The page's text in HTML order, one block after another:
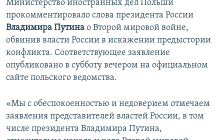
Министерство иностранных дел Польши
прокомментировало слова президента России
Владимира Путина о Второй мировой войне,
обвинив власти России в искажении предыстории
конфликта. Соответствующее заявление
опубликовано в субботу вечером на официальном
сайте польского ведомства.
«Мы с обеспокоенностью и недоверием отмечаем
заявления представителей властей России, в том
числе президента Владимира Путина,